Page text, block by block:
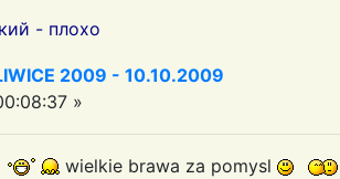
- плохо
2009 - 10.10.2009
»
wielkie brawa za pomysl